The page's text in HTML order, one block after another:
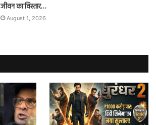
जीवन का विस्तार…
August 1, 2026